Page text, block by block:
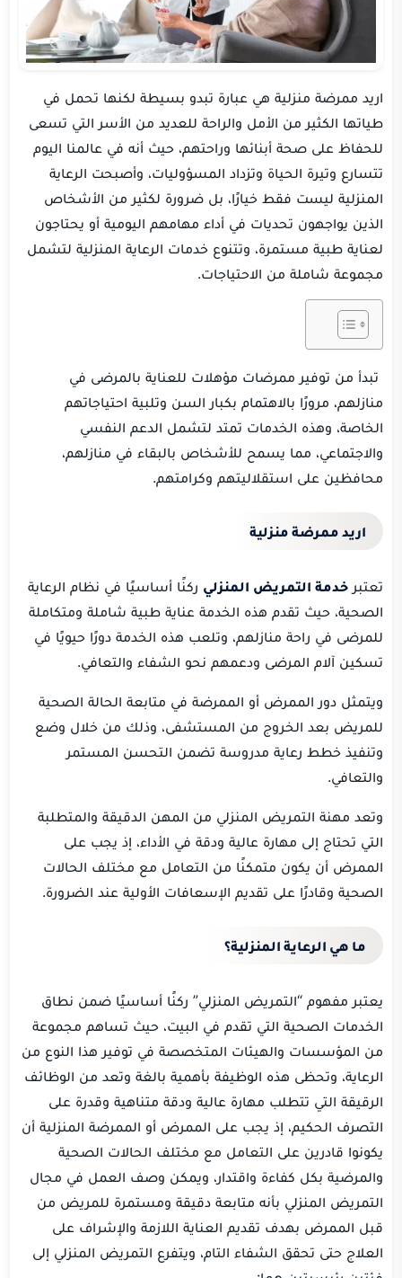
اريد ممرضة منزلية هي عبارة تبدو بسيطة لكنها تحمل في
طياتها الكثير من الأمل والراحة للعديد من الأسر التي تسعى
للحفاظ على صحة أبنائها وراحتهم، حيث أنه في عالمنا اليوم
تتسارع وتيرة الحياة وتزداد المسؤوليات، وأصبحت الرعاية
المنزلية ليست فقط خيارًا، بل ضرورة لكثير من الأشخاص
الذين يواجهون تحديات في أداء مهامهم اليومية أو يحتاجون
لعناية طبية مستمرة، وتتنوع خدمات الرعاية المنزلية لتشمل
مجموعة شاملة من الاحتياجات.
تبدأ من توفير ممرضات مؤهلات للعناية بالمرضى في
منازلهم، مرورًا بالاهتمام بكبار السن وتلبية احتياجاتهم
الخاصة، وهذه الخدمات تمتد لتشمل الدعم النفسي
والاجتماعي، مما يسمح للأشخاص بالبقاء في منازلهم،
محافظين على استقلاليتهم وكرامتهم.
اريد ممرضة منزلية
تعتبر خدمة التمريض المنزلي ركنًا أساسيًا في نظام الرعاية
الصحية، حيث تقدم هذه الخدمة عناية طبية شاملة ومتكاملة
للمرضى في راحة منازلهم، وتلعب هذه الخدمة دورًا حيويًا في
تسكين آلام المرضى ودعمهم نحو الشفاء والتعافي.
ويتمثل دور الممرض أو الممرضة في متابعة الحالة الصحية
للمريض بعد الخروج من المستشفى، وذلك من خلال وضع
وتنفيذ خطط رعاية مدروسة تضمن التحسن المستمر
والتعافي.
وتعد مهنة التمريض المنزلي من المهن الدقيقة والمتطلبة
التي تحتاج إلى مهارة عالية ودقة في الأداء، إذ يجب على
الممرض أن يكون متمكنًا من التعامل مع مختلف الحالات
الصحية وقادرًا على تقديم الإسعافات الأولية عند الضرورة.
ما هي الرعاية المنزلية؟
يعتبر مفهوم “التمريض المنزلي” ركنًا أساسيًا ضمن نطاق
الخدمات الصحية التي تقدم في البيت، حيث تساهم مجموعة
من المؤسسات والهيئات المتخصصة في توفير هذا النوع من
الرعاية، وتحظى هذه الوظيفة بأهمية بالغة وتعد من الوظائف
الرقيقة التي تتطلب مهارة عالية ودقة متناهية وقدرة على
التصرف الحكيم، إذ يجب على الممرض أو الممرضة المنزلية أن
يكونوا قادرين على التعامل مع مختلف الحالات الصحية
والمرضية بكل كفاءة واقتدار، ويمكن وصف العمل في مجال
التمريض المنزلي بأنه متابعة دقيقة ومستمرة للمريض من
قبل الممرض بهدف تقديم العناية اللازمة والإشراف على
العلاج حتى تحقق الشفاء التام، ويتفرع التمريض المنزلي إلى